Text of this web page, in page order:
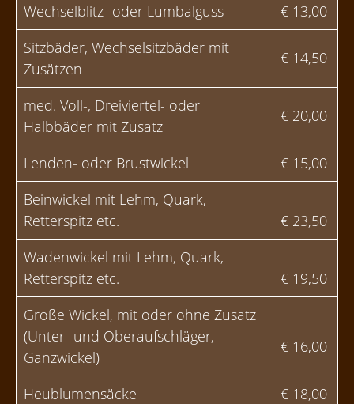
Wechselblitz- oder Lumbalguss
€ 13,00
Sitzbäder, Wechselsitzbäder mit
Zusätzen
€ 14,50
med. Voll-, Dreiviertel- oder
Halbbäder mit Zusatz
€ 20,00
Lenden- oder Brustwickel
€ 15,00
Beinwickel mit Lehm, Quark,
Retterspitz etc.
€ 23,50
Wadenwickel mit Lehm, Quark,
Retterspitz etc.
€ 19,50
Große Wickel, mit oder ohne Zusatz
(Unter- und Oberaufschläger,
Ganzwickel)
€ 16,00
Heublumensäcke
€ 18,00